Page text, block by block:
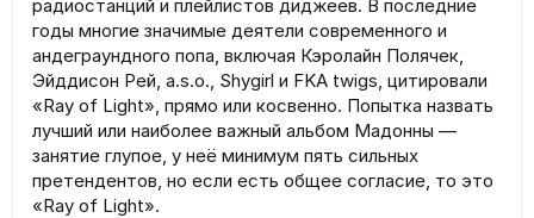
радиостанций и плейлистов диджеев. В последние
годы многие значимые деятели современного и
андеграундного попа, включая Кэролайн Полячек,
Эйддисон Рей, a.s.o., Shygirl и FKA twigs, цитировали
«Ray of Light», прямо или косвенно. Попытка назвать
лучший или наиболее важный альбом Мадонны —
занятие глупое, у неё минимум пять сильных
претендентов, но если есть общее согласие, то это
«Ray of Light».